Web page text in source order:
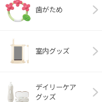
歯がため
室内グッズ
デイリーケア
グッズ